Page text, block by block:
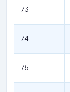
73
74
75